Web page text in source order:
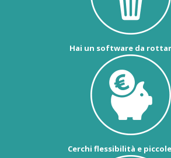
Hai un software da
Cerchi flessibilità e